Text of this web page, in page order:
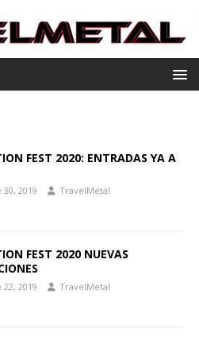
FEST 2020: ENTRADAS YA A
2019 TravelMetal
FEST 2020 NUEVAS
2019 TravelMetal